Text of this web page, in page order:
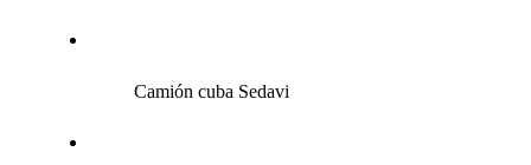
Camión cuba Sedavi